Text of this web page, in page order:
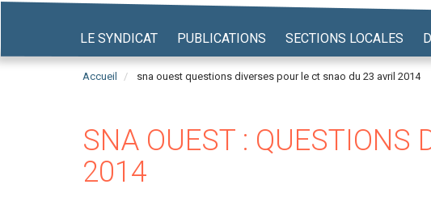
LE SYNDICAT PUBLICATIONS SECTIONS LOCALES
Accueil sna ouest questions diverses pour le ct snao du 23 avril 2014
SNA OUEST : QUESTIONS
2014